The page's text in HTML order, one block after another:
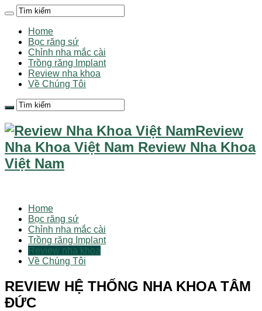
Home
Bọc răng sứ
Chỉnh nha mắc cài
Trồng răng Implant
Review nha khoa
Về Chúng Tôi
Review
Nha Khoa Việt Nam Review Nha Khoa
Việt Nam
Home
Bọc răng sứ
Chỉnh nha mắc cài
Trồng răng Implant
Review nha khoa
Về Chúng Tôi
REVIEW HỆ THỐNG NHA KHOA TÂM
ĐỨC